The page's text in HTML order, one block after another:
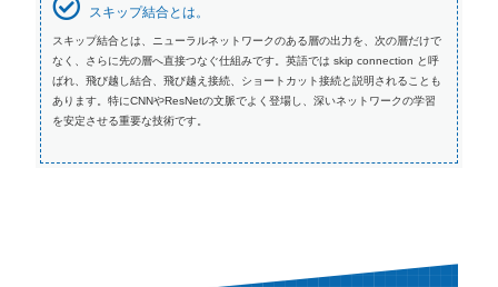
スキップ結合とは。
スキップ結合とは、ニューラルネットワークのある層の出力を、次の層だけで
なく、さらに先の層へ直接つなぐ仕組みです。英語では skip connection と呼
ばれ、飛び越し結合、飛び越え接続、ショートカット接続と説明されることも
あります。特にCNNやResNetの文脈でよく登場し、深いネットワークの学習
を安定させる重要な技術です。